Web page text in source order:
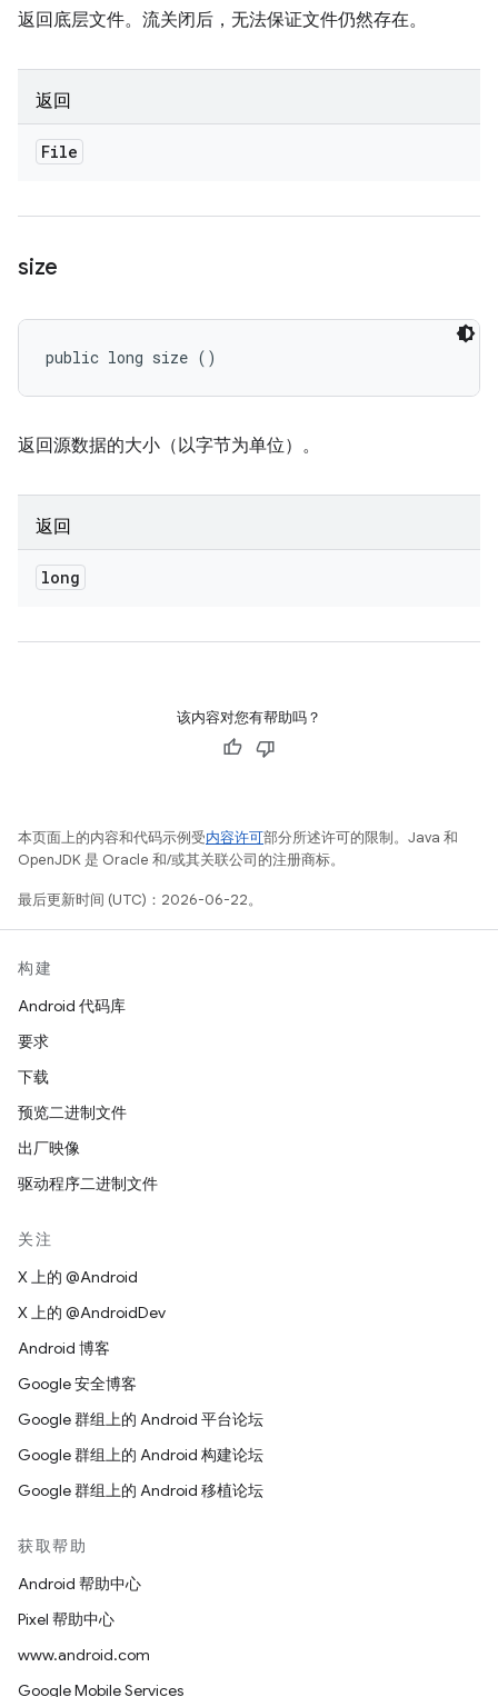
返回底层文件。流关闭后，无法保证文件仍然存在。
返回
File
size
public long size ()
返回源数据的大小（以字节为单位）。
返回
long
该内容对您有帮助吗？
本页面上的内容和代码示例受内容许可部分所述许可的限制。Java 和
OpenJDK 是 Oracle 和/或其关联公司的注册商标。
最后更新时间 (UTC)：2026-06-22。
构建
Android 代码库
要求
下载
预览二进制文件
出厂映像
驱动程序二进制文件
关注
X 上的 @Android
X 上的 @AndroidDev
Android 博客
Google 安全博客
Google 群组上的 Android 平台论坛
Google 群组上的 Android 构建论坛
Google 群组上的 Android 移植论坛
获取帮助
Android 帮助中心
Pixel 帮助中心
www.android.com
Google Mobile Services